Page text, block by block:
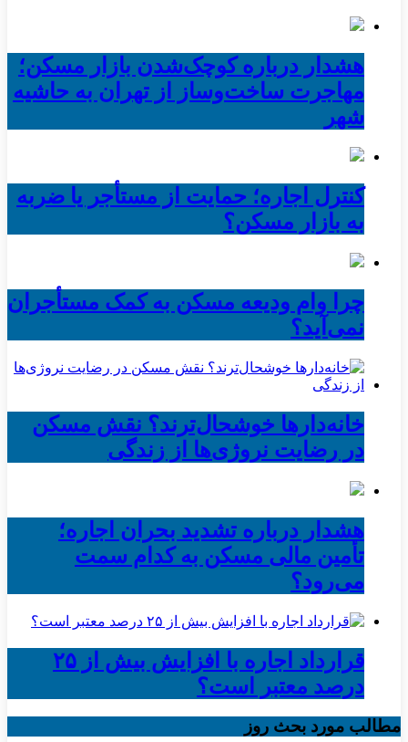
هشدار درباره کوچک‌شدن بازار مسکن؛
مهاجرت ساخت‌وساز از تهران به حاشیه‌
شهر
کنترل اجاره؛ حمایت از مستأجر یا ضربه
به بازار مسکن؟
چرا وام ودیعه مسکن به کمک مستأجران
نمی‌آید؟
خانه‌دارها خوشحال‌ترند؟ نقش مسکن
در رضایت نروژی‌ها از زندگی
هشدار درباره تشدید بحران اجاره؛
تأمین مالی مسکن به کدام سمت
می‌رود؟
قرارداد اجاره با افزایش بیش از ۲۵
درصد معتبر است؟
مطالب مورد بحث روز